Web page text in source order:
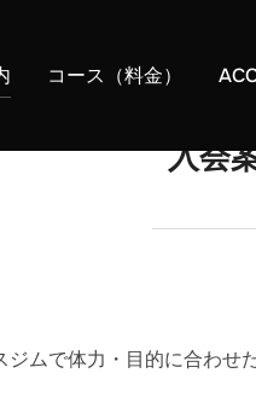
コース（料金）
入会
ムで体力・目的に合わせ